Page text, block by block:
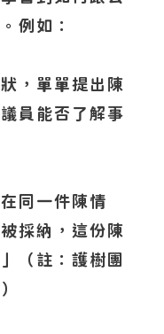
例如：
，單單提出陳
員能否了解事
同一件陳情
採納，這份陳
（註：護樹團